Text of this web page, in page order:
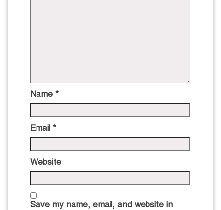
Name *
Email *
Website
Save my name, email, and website in